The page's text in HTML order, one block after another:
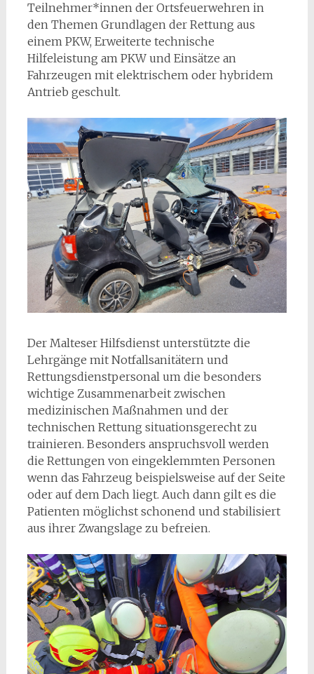
Teilnehmer*innen der Ortsfeuerwehren in
den Themen Grundlagen der Rettung aus
einem PKW, Erweiterte technische
Hilfeleistung am PKW und Einsätze an
Fahrzeugen mit elektrischem oder hybridem
Antrieb geschult.
Der Malteser Hilfsdienst unterstützte die
Lehrgänge mit Notfallsanitätern und
Rettungsdienstpersonal um die besonders
wichtige Zusammenarbeit zwischen
medizinischen Maßnahmen und der
technischen Rettung situationsgerecht zu
trainieren. Besonders anspruchsvoll werden
die Rettungen von eingeklemmten Personen
wenn das Fahrzeug beispielsweise auf der Seite
oder auf dem Dach liegt. Auch dann gilt es die
Patienten möglichst schonend und stabilisiert
aus ihrer Zwangslage zu befreien.